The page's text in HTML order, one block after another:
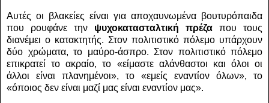
Αυτές οι βλακείες είναι για αποχαυνωμένα βουτυρόπαιδα
που ρουφάνε την ψυχοκατασταλτική πρέζα που τους
διανέμει ο κατακτητής. Στον πολιτιστικό πόλεμο υπάρχουν
δύο χρώματα, το μαύρο-άσπρο. Στον πολιτιστικό πόλεμο
επικρατεί το ακραίο, το «είμαστε αλάνθαστοι και όλοι οι
άλλοι είναι πλανημένοι», το «εμείς εναντίον όλων», το
«όποιος δεν είναι μαζί μας είναι εναντίον μας».